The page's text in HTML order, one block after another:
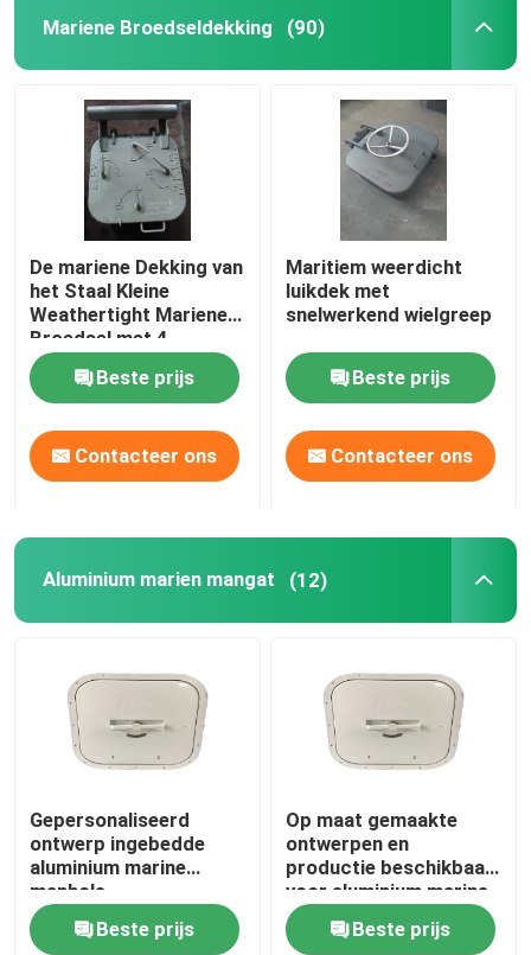
Mariene Broedseldekking (90)
De mariene Dekking van
het Staal Kleine
Weathertight Mariene
Broedsel met 4
Hondklemmen
Beste prijs
Contacteer ons
Maritiem weerdicht
luikdek met
snelwerkend wielgreep
Beste prijs
Contacteer ons
Aluminium marien mangat (12)
Gepersonaliseerd
ontwerp ingebedde
aluminium marine
manhole
Beste prijs
Op maat gemaakte
ontwerpen en
productie beschikbaar
voor aluminium marine
manholes
Beste prijs